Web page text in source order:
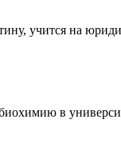
учится на
в